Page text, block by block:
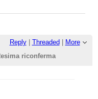
Reply| Threaded
More
riconferma